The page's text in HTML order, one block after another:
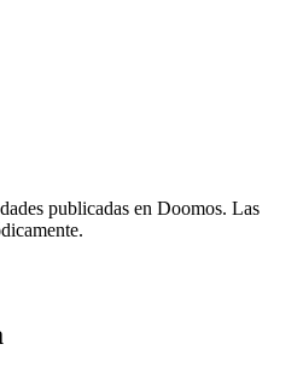
publicadas en Doomos. Las